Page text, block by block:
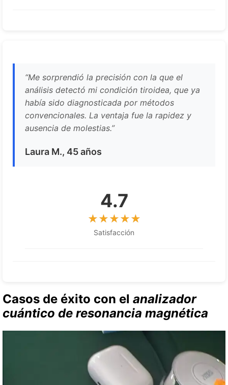
“Me sorprendió la precisión con la que el
análisis detectó mi condición tiroidea, que ya
había sido diagnosticada por métodos
convencionales. La ventaja fue la rapidez y
ausencia de molestias.”
Laura M., 45 años
4.7
Satisfacción
Casos de éxito con el analizador
cuántico de resonancia magnética